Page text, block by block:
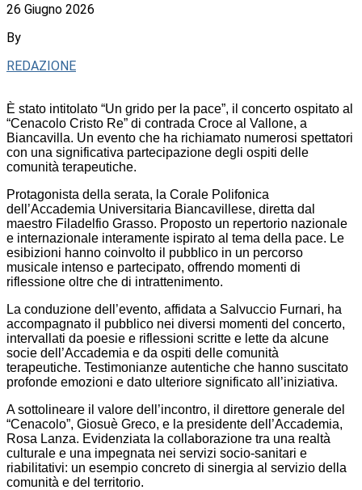
26 Giugno 2026
By
REDAZIONE
È stato intitolato “Un grido per la pace”, il concerto ospitato al
“Cenacolo Cristo Re” di contrada Croce al Vallone, a
Biancavilla. Un evento che ha richiamato numerosi spettatori
con una significativa partecipazione degli ospiti delle
comunità terapeutiche.
Protagonista della serata, la Corale Polifonica
dell’Accademia Universitaria Biancavillese, diretta dal
maestro Filadelfio Grasso. Proposto un repertorio nazionale
e internazionale interamente ispirato al tema della pace. Le
esibizioni hanno coinvolto il pubblico in un percorso
musicale intenso e partecipato, offrendo momenti di
riflessione oltre che di intrattenimento.
La conduzione dell’evento, affidata a Salvuccio Furnari, ha
accompagnato il pubblico nei diversi momenti del concerto,
intervallati da poesie e riflessioni scritte e lette da alcune
socie dell’Accademia e da ospiti delle comunità
terapeutiche. Testimonianze autentiche che hanno suscitato
profonde emozioni e dato ulteriore significato all’iniziativa.
A sottolineare il valore dell’incontro, il direttore generale del
“Cenacolo”, Giosuè Greco, e la presidente dell’Accademia,
Rosa Lanza. Evidenziata la collaborazione tra una realtà
culturale e una impegnata nei servizi socio-sanitari e
riabilitativi: un esempio concreto di sinergia al servizio della
comunità e del territorio.